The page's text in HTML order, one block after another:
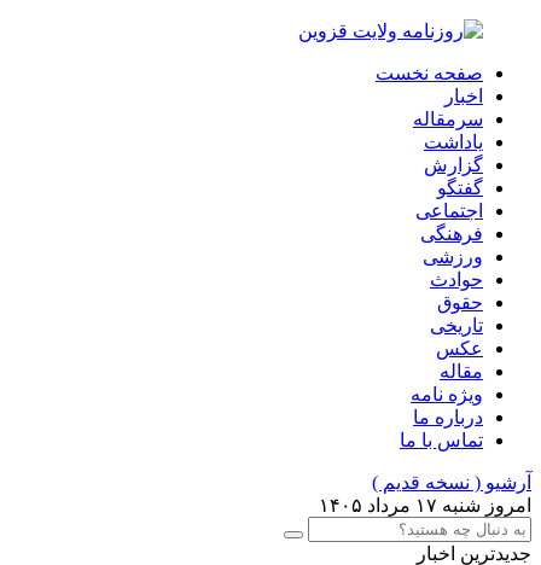
صفحه نخست
اخبار
سرمقاله
یاداشت
گزارش
گفتگو
اجتماعی
فرهنگی
ورزشی
حوادث
حقوق
تاریخی
عکس
مقاله
ویژه نامه
درباره ما
تماس با ما
آرشیو ( نسخه قدیم )
امروز شنبه ۱۷ مرداد ۱۴۰۵
جدیدترین اخبار